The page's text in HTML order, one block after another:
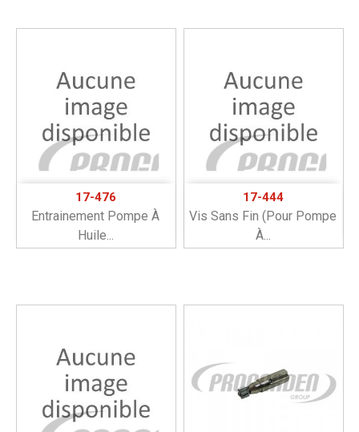
17-476
Entrainement Pompe À
Huile...
17-444
Vis Sans Fin (pour Pompe
À...